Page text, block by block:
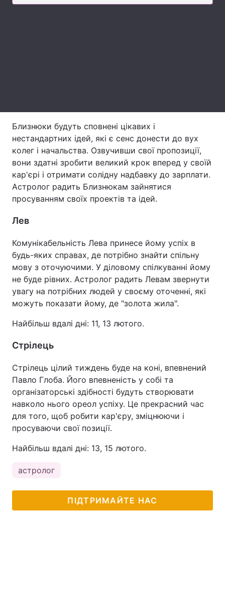
Контакти
Послуги
Тема оформлення
Близнюки будуть сповнені цікавих і
нестандартних ідей, які є сенс донести до вух
колег і начальства. Озвучивши свої пропозиції,
вони здатні зробити великий крок вперед у своїй
кар'єрі і отримати солідну надбавку до зарплати.
Астролог радить Близнюкам зайнятися
просуванням своїх проектів та ідей.
Лев
Комунікабельність Лева принесе йому успіх в
будь-яких справах, де потрібно знайти спільну
мову з оточуючими. У діловому спілкуванні йому
не буде рівних. Астролог радить Левам звернути
увагу на потрібних людей у своєму оточенні, які
можуть показати йому, де "золота жила".
Найбільш вдалі дні: 11, 13 лютого.
Стрілець
Стрілець цілий тиждень буде на коні, впевнений
Павло Глоба. Його впевненість у собі та
організаторські здібності будуть створювати
навколо нього ореол успіху. Це прекрасний час
для того, щоб робити кар'єру, зміцнюючи і
просуваючи свої позиції.
Найбільш вдалі дні: 13, 15 лютого.
астролог
ПІДТРИМАЙТЕ НАС